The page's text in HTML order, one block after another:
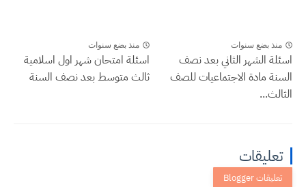
منذ بضع سنوات
اسئلة الشهر الثاني بعد نصف
السنة مادة الاجتماعيات للصف
الثالث...
منذ بضع سنوات
اسئلة امتحان شهر اول اسلامية
ثالث متوسط بعد نصف السنة
تعليقات